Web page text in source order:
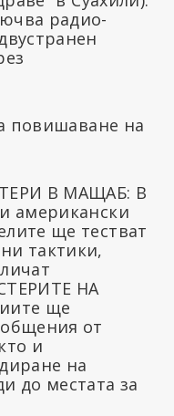
радио-
повишаване на
В МАЩАБ: В
американски
ще тестват
тактики,
НА
ще
от
и
на
до местата за